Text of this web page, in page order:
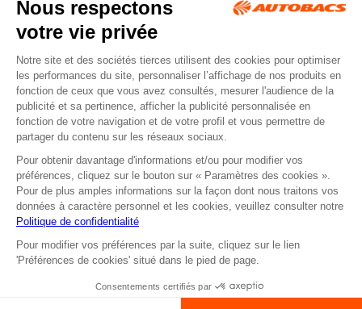
ou
Retirer dans un Centre
Tous droits réservés © Autobacs
Mentions légales RGPD
Cookies CGV
Facebook Instagram